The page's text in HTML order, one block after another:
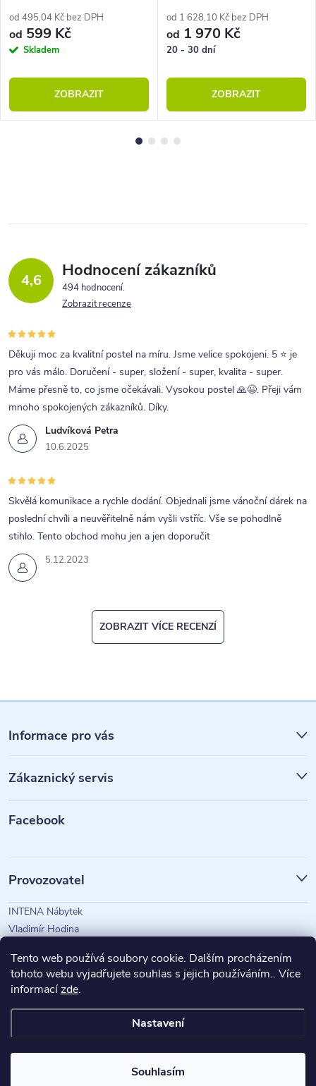
Tento web používá soubory cookie. Dalším procházením
tohoto webu vyjadřujete souhlas s jejich používáním.. Více
informacízde.
Nastavení
Souhlasím
od 495,04 Kč bez DPH
od 599 Kč
Skladem
ZOBRAZIT
od 1 628,10 Kč bez DPH
od 1 970 Kč
20 - 30 dní
ZOBRAZIT
4,6 Hodnocení zákazníků
494 hodnocení
Zobrazit recenze
Ludvíková Petra
10.6.2025
Děkuji moc za kvalitní postel na míru. Jsme velice spokojeni. 5 ⭐ je
pro vás málo. Doručení - super, složení - super, kvalita - super.
Máme přesně to, co jsme očekávali. Vysokou postel 🙏😉. Přeji vám
mnoho spokojených zákazníků. Díky.
5.12.2023
Skvělá komunikace a rychle dodání. Objednali jsme vánoční dárek na
poslední chvíli a neuvěřitelně nám vyšli vstříc. Vše se pohodlně
stihlo. Tento obchod mohu jen a jen doporučit
ZOBRAZIT VÍCE RECENZÍ
á
p
a
Informace pro vás
Zákaznický servis
Facebook
Provozovatel
INTENA Nábytek
Vladimír Hodina
Copyright 2026INTENA Nábytek. Všechna práva vyhrazena.